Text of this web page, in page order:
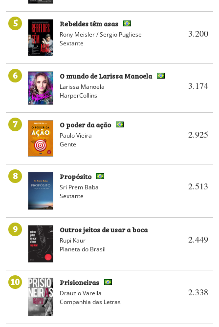
5
3.200
Rebeldes têm asas
Rony Meisler / Sergio Pugliese
Sextante
6
3.174
O mundo de Larissa Manoela
Larissa Manoela
HarperCollins
7
2.925
O poder da ação
Paulo Vieira
Gente
8
2.513
Propósito
Sri Prem Baba
Sextante
9
2.449
Outros jeitos de usar a boca
Rupi Kaur
Planeta do Brasil
10
2.338
Prisioneiras
Drauzio Varella
Companhia das Letras